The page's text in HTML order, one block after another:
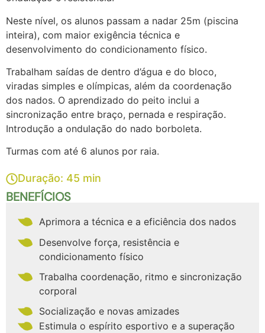
Neste nível, os alunos passam a nadar 25m (piscina
inteira), com maior exigência técnica e
desenvolvimento do condicionamento físico.
Trabalham saídas de dentro d’água e do bloco,
viradas simples e olímpicas, além da coordenação
dos nados. O aprendizado do peito inclui a
sincronização entre braço, pernada e respiração.
Introdução a ondulação do nado borboleta.
Turmas com até 6 alunos por raia.
Duração: 45 min
BENEFÍCIOS
Aprimora a técnica e a eficiência dos nados
Desenvolve força, resistência e
condicionamento físico
Trabalha coordenação, ritmo e sincronização
corporal
Socialização e novas amizades
Estimula o espírito esportivo e a superação